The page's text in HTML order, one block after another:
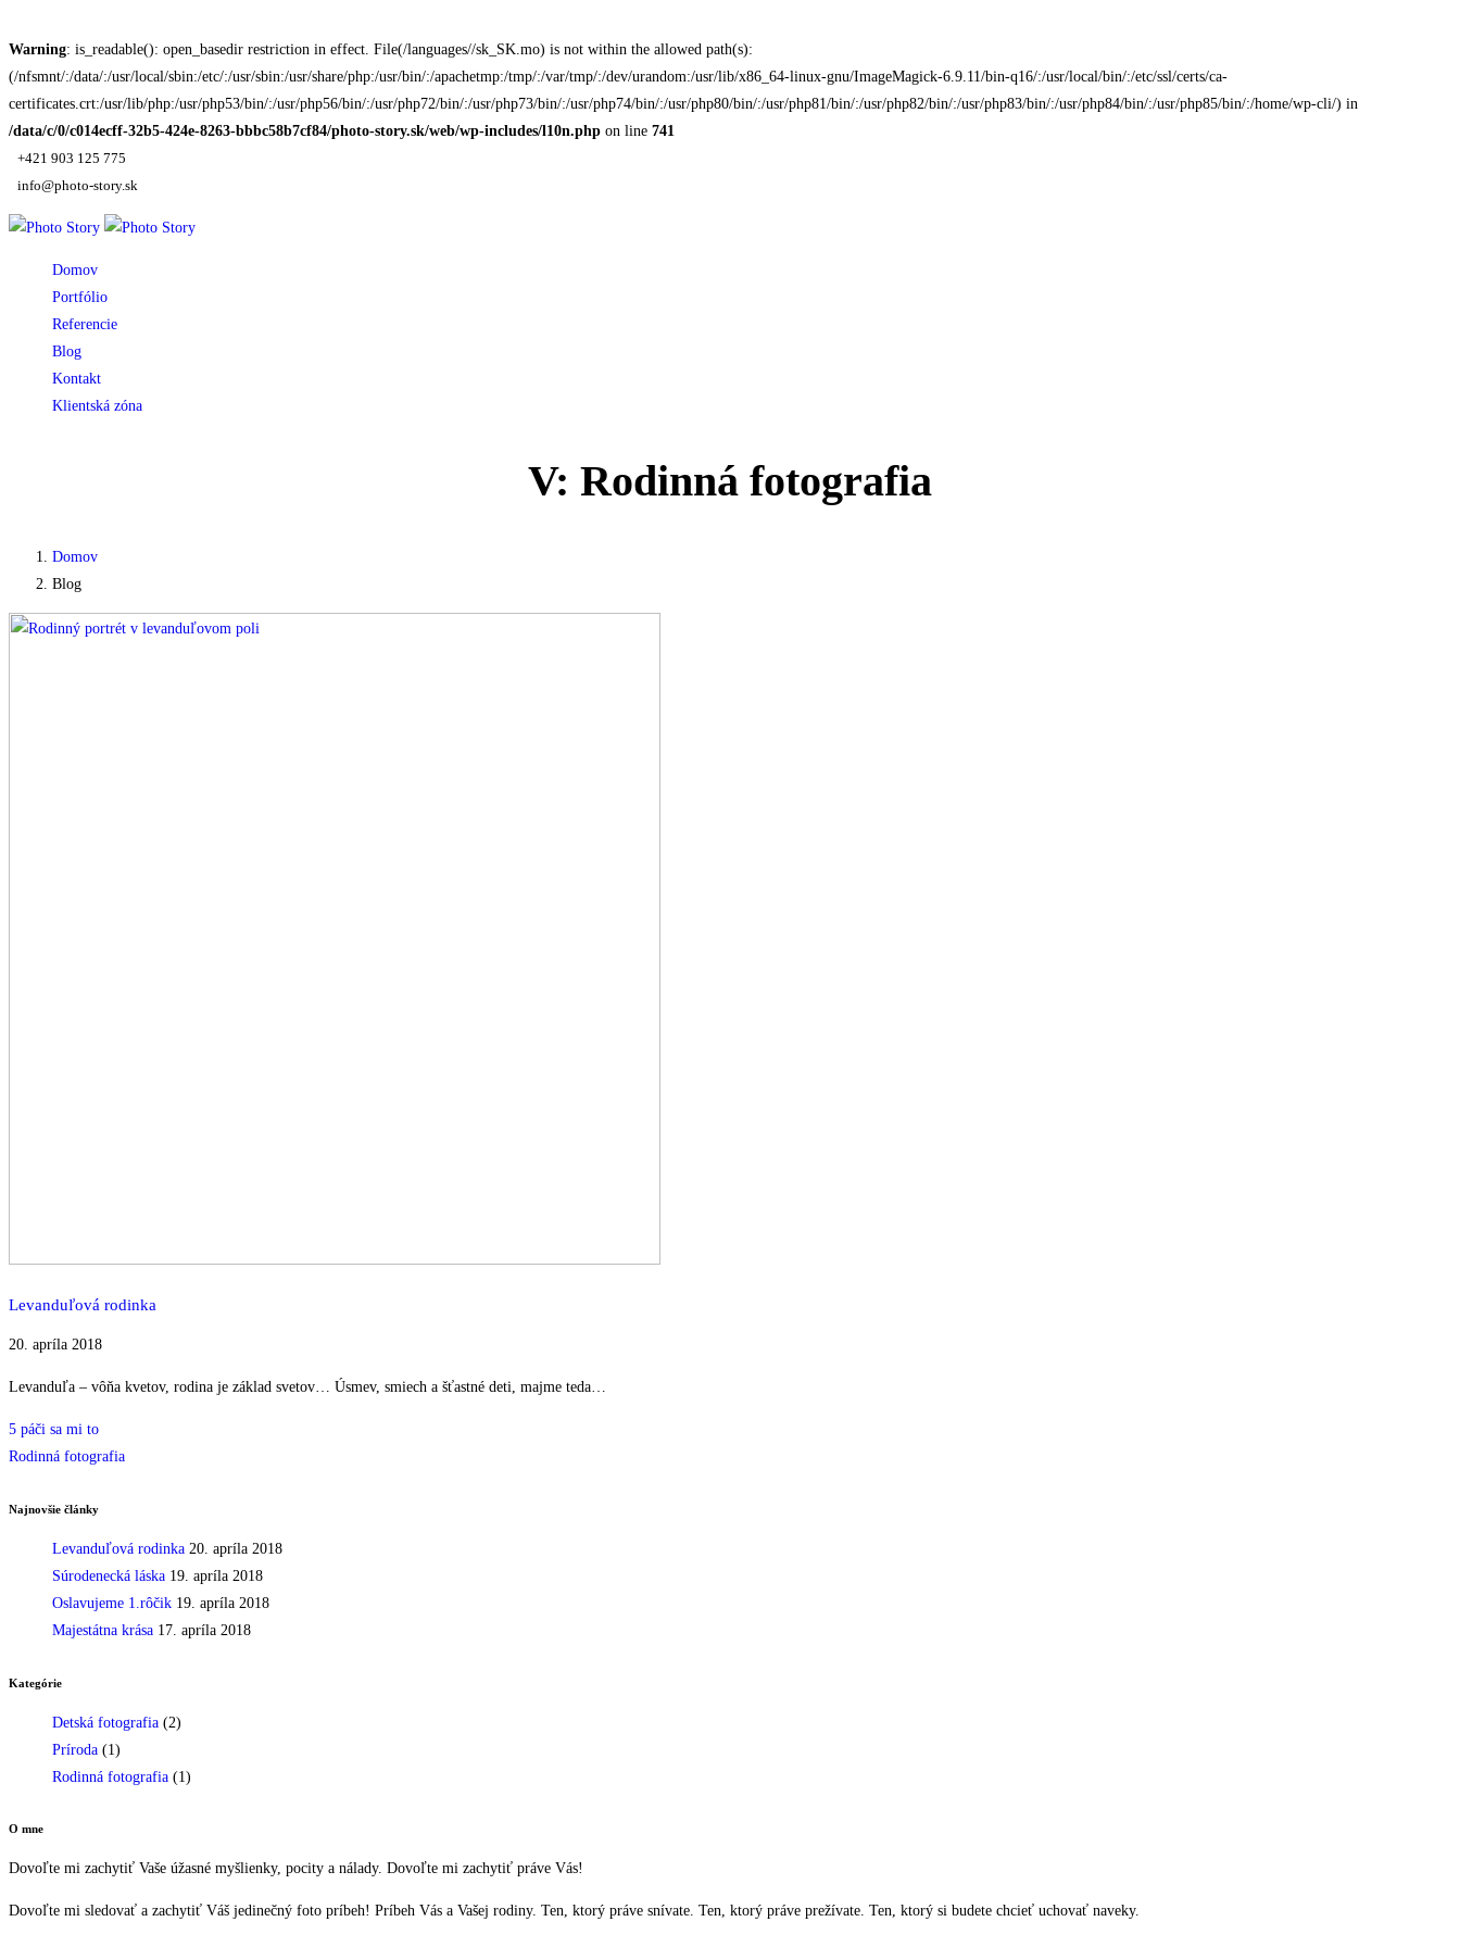
Warning: is_readable(): open_basedir restriction in effect. File(/languages//sk_SK.mo) is not within the allowed path(s):
(/nfsmnt/:/data/:/usr/local/sbin:/etc/:/usr/sbin:/usr/share/php:/usr/bin/:/apachetmp:/tmp/:/var/tmp/:/dev/urandom:/usr/lib/x86_64-linux-gnu/ImageMagick-6.9.11/bin-q16/:/usr/local/bin/:/etc/ssl/certs/ca-
certificates.crt:/usr/lib/php:/usr/php53/bin/:/usr/php56/bin/:/usr/php72/bin/:/usr/php73/bin/:/usr/php74/bin/:/usr/php80/bin/:/usr/php81/bin/:/usr/php82/bin/:/usr/php83/bin/:/usr/php84/bin/:/usr/php85/bin/:/home/wp-cli/) in
/data/c/0/c014ecff-32b5-424e-8263-bbbc58b7cf84/photo-story.sk/web/wp-includes/l10n.php on line 741
+421 903 125 775
info@photo-story.sk
Domov
Portfólio
Referencie
Blog
Kontakt
Klientská zóna
V: Rodinná fotografia
Domov
Blog
Levanduľová rodinka
20. apríla 2018
Levanduľa – vôňa kvetov, rodina je základ svetov… Úsmev, smiech a šťastné deti, majme teda…
5 páči sa mi to
Rodinná fotografia
Najnovšie články
Levanduľová rodinka 20. apríla 2018
Súrodenecká láska 19. apríla 2018
Oslavujeme 1.rôčik 19. apríla 2018
Majestátna krása 17. apríla 2018
Kategórie
Detská fotografia (2)
Príroda (1)
Rodinná fotografia (1)
O mne
Dovoľte mi zachytiť Vaše úžasné myšlienky, pocity a nálady. Dovoľte mi zachytiť práve Vás!
Dovoľte mi sledovať a zachytiť Váš jedinečný foto príbeh! Príbeh Vás a Vašej rodiny. Ten, ktorý práve snívate. Ten, ktorý práve prežívate. Ten, ktorý si budete chcieť uchovať naveky.